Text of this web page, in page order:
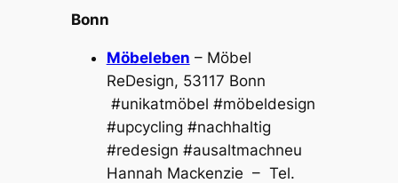
Bonn
Möbeleben – Möbel
ReDesign, 53117 Bonn
‭ #unikatmöbel #möbeldesign
#upcycling #nachhaltig
#redesign #ausaltmachneu
Hannah Mackenzie – Tel.